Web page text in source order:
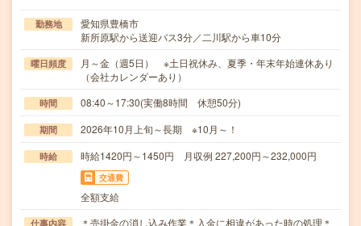
勤務地
愛知県豊橋市
新所原駅から送迎バス3分／二川駅から車10分
曜日頻度
月～金（週5日） ※土日祝休み、夏季・年末年始連休あり
（会社カレンダーあり）
時間 08:40～17:30(実働8時間 休憩50分)
期間 2026年10月上旬～長期 ※10月～！
時給 時給1420円～1450円 月収例 227,200円～232,000円
交通費
全額支給
仕事内容
＊売掛金の消し込み作業＊入金に相違があった時の処理＊